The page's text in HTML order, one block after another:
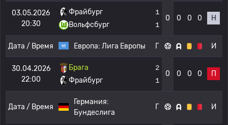
03.05.2026
20:30
Фрайбург
Вольфсбург
1
1
0 0 0 0 Н
Дата / Время Европа: Лига Европы Г И
30.04.2026
22:00
Брага
Фрайбург
2
1
0 0 0 0 П
Дата / Время
Германия:
Бундеслига
Г И